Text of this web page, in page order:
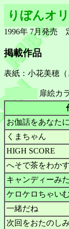
りぼんオ
1996年 7月発売
掲載作品
表紙：小花美穂（
扉絵カ
お伽話をあなたに
くまちゃん
HIGH SCORE
へそで茶をわかす
キャンディーみ
ケロケロちゃいむ
一緒だね
次回をおたのし